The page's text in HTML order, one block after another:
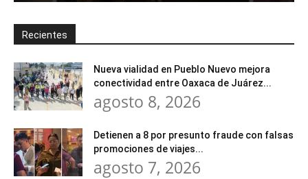
Recientes
Nueva vialidad en Pueblo Nuevo mejora
conectividad entre Oaxaca de Juárez...
agosto 8, 2026
Detienen a 8 por presunto fraude con falsas
promociones de viajes...
agosto 7, 2026